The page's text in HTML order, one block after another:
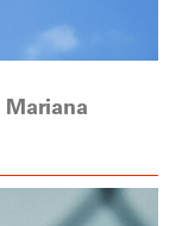
Mariana